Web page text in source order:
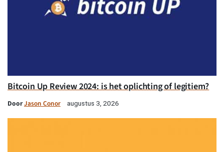
Bitcoin Up Review 2024: is het oplichting of legitiem?
DoorJason Conor augustus 3, 2026